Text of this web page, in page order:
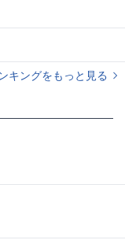
キングをもっと見る